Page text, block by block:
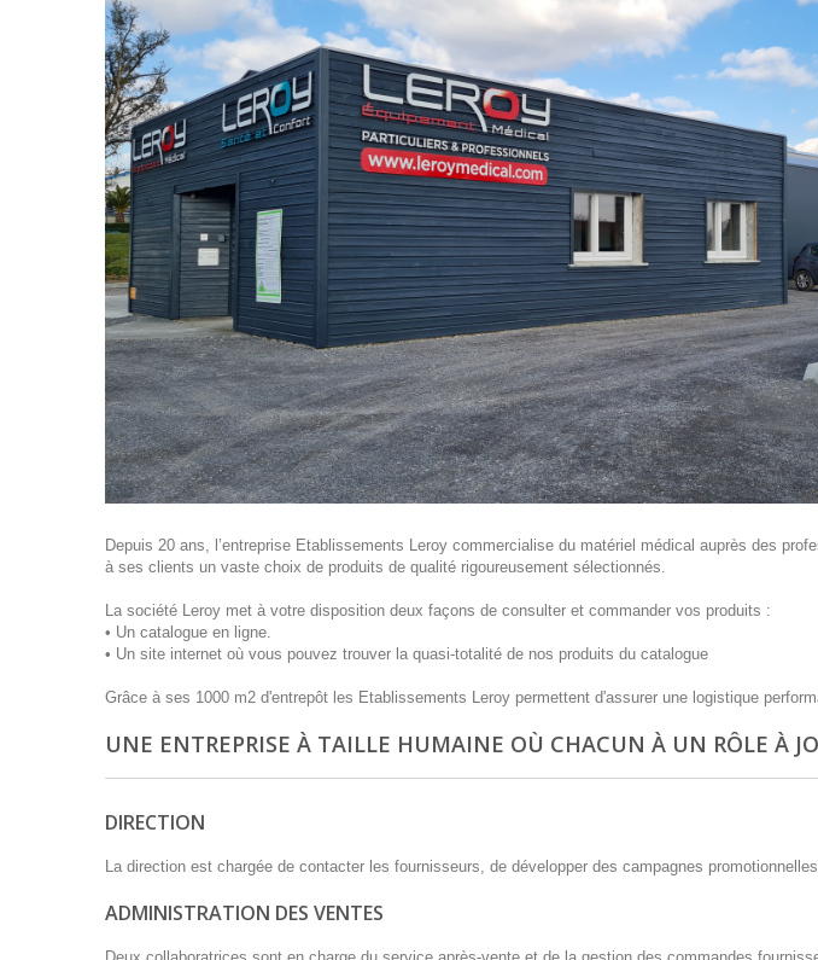
Depuis 20 ans, l’entreprise Etablissements Leroy commercialise du matériel médical auprès des
à ses clients un vaste choix de produits de qualité rigoureusement sélectionnés.
La société Leroy met à votre disposition deux façons de consulter et commander vos produits :
• Un catalogue en ligne.
• Un site internet où vous pouvez trouver la quasi-totalité de nos produits du catalogue
Grâce à ses 1000 m2 d'entrepôt les Etablissements Leroy permettent d'assurer une logistique
UNE ENTREPRISE À TAILLE HUMAINE OÙ CHACUN À UN RÔLE À
DIRECTION
La direction est chargée de contacter les fournisseurs, de développer des campagnes
ADMINISTRATION DES VENTES